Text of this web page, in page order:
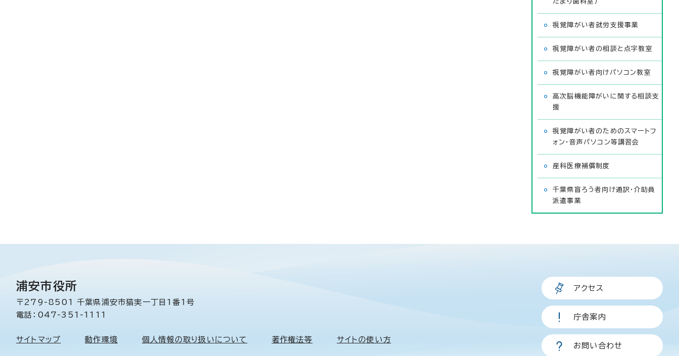
視覚障がい者就労支援事業
視覚障がい者の相談と点字教室
視覚障がい者向けパソコン教室
高次脳機能障がいに関する相談支
援
視覚障がい者のためのスマートフ
ォン・音声パソコン等講習会
産科医療補償制度
千葉県盲ろう者向け通訳・介助員
派遣事業
浦安市役所
〒279-8501 千葉県浦安市猫実一丁目1番1号
電話：047-351-1111
サイトマップ 動作環境 個人情報の取り扱いについて 著作権法等 サイトの使い方
アクセス
庁舎案内
お問い合わせ